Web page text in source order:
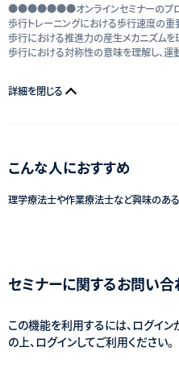
●●●●●●●オンラインセミナーの
歩行トレーニングにおける歩行速度の重
歩行における推進力の産生メカニズムを
歩行における対称性の意味を理解し、運
詳細を閉じる
こんな人におすすめ
理学療法士や作業療法士など興味のあ
セミナーに関するお問い合
この機能を利用するには、ログイ
の上、ログインしてご利用ください。